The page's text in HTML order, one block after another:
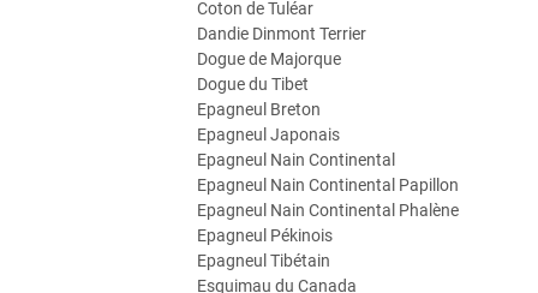
Coton de Tuléar
Dandie Dinmont Terrier
Dogue de Majorque
Dogue du Tibet
Epagneul Breton
Epagneul Japonais
Epagneul Nain Continental
Epagneul Nain Continental Papillon
Epagneul Nain Continental Phalène
Epagneul Pékinois
Epagneul Tibétain
Esquimau du Canada